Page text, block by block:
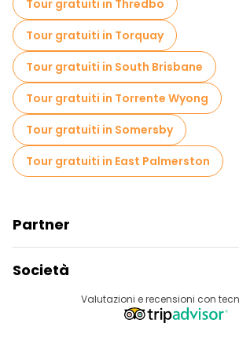
Tour gratuiti in Thredbo
Tour gratuiti in Torquay
Tour gratuiti in South Brisbane
Tour gratuiti in Torrente Wyong
Tour gratuiti in Somersby
Tour gratuiti in East Palmerston
Partner
Accesso Del Fornitore
Programma Di Affiliazione
Società
DestinazioniValutazioni e recensioni con